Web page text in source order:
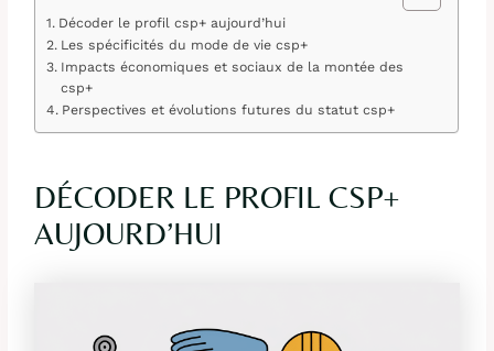
Décoder le profil csp+ aujourd’hui
Les spécificités du mode de vie csp+
Impacts économiques et sociaux de la montée des
csp+
Perspectives et évolutions futures du statut csp+
DÉCODER LE PROFIL CSP+
AUJOURD’HUI